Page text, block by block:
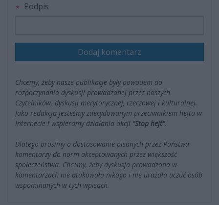
Podpis
Dodaj komentarz
Chcemy, żeby nasze publikacje były powodem do
rozpoczynania dyskusji prowadzonej przez naszych
Czytelników; dyskusji merytorycznej, rzeczowej i kulturalnej.
Jako redakcja jesteśmy zdecydowanym przeciwnikiem hejtu w
Internecie i wspieramy działania akcji "Stop hejt".
Dlatego prosimy o dostosowanie pisanych przez Państwa
komentarzy do norm akceptowanych przez większość
społeczeństwa. Chcemy, żeby dyskusja prowadzona w
komentarzach nie atakowała nikogo i nie urażała uczuć osób
wspominanych w tych wpisach.